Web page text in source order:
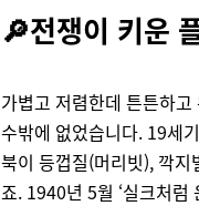
🔎전쟁이 키운
가볍고 저렴한데 튼튼하
수밖에 없었습니다. 19세
북이 등껍질(머리빗), 깍지
죠. 1940년 5월 ‘실크처럼